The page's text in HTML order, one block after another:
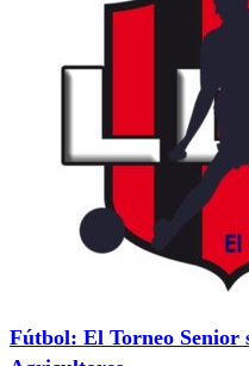
Fútbol: El Torneo Senior